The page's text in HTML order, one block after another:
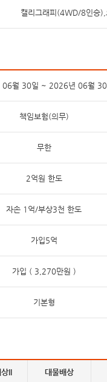
캘리그래피(4WD/8인승),
06월 30일 ~ 2026년 06월 30
책임보험(의무)
무한
2억원 한도
자손 1억/부상3천 한도
가입5억
가입 ( 3,270만원 )
기본형
II 대물배상